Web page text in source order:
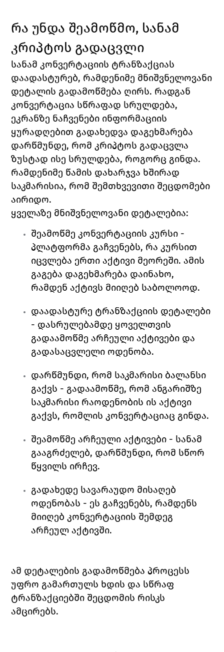
რა უნდა შეამოწმო, სანამ
კრიპტოს გადაცვლი
სანამ კონვერტაციის ტრანზაქციას
დაადასტურებ, რამდენიმე მნიშვნელოვანი
დეტალის გადამოწმება ღირს. რადგან
კონვერტაცია სწრაფად სრულდება,
ეკრანზე ნაჩვენები ინფორმაციის
ყურადღებით გადახედვა დაგეხმარება
დარწმუნდე, რომ კრიპტოს გადაცვლა
ზუსტად ისე სრულდება, როგორც გინდა.
რამდენიმე წამის დახარჯვა ხშირად
საკმარისია, რომ შემთხვევითი შეცდომები
აირიდო.
ყველაზე მნიშვნელოვანი დეტალებია:
შეამოწმე კონვერტაციის კურსი -
პლატფორმა გაჩვენებს, რა კურსით
იცვლება ერთი აქტივი მეორეში. ამის
გაგება დაგეხმარება დაინახო,
რამდენ აქტივს მიიღებ საბოლოოდ.
დაადასტურე ტრანზაქციის დეტალები
- დასრულებამდე ყოველთვის
გადაამოწმე არჩეული აქტივები და
გადასაცვლელი ოდენობა.
დარწმუნდი, რომ საკმარისი ბალანსი
გაქვს - გადაამოწმე, რომ ანგარიშზე
საკმარისი რაოდენობის ის აქტივი
გაქვს, რომლის კონვერტაციაც გინდა.
შეამოწმე არჩეული აქტივები - სანამ
გააგრძელებ, დარწმუნდი, რომ სწორ
წყვილს ირჩევ.
გადახედე სავარაუდო მისაღებ
ოდენობას - ეს გაჩვენებს, რამდენს
მიიღებ კონვერტაციის შემდეგ
არჩეულ აქტივში.
ამ დეტალების გადამოწმება პროცესს
უფრო გამართულს ხდის და სწრაფ
ტრანზაქციებში შეცდომის რისკს
ამცირებს.